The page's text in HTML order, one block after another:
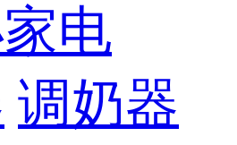
电
调奶器